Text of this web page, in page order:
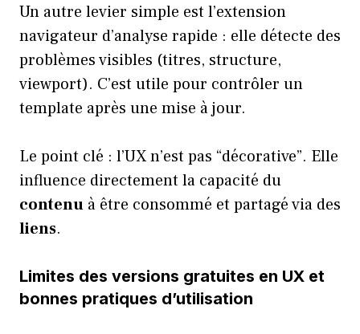
Un autre levier simple est l’extension
navigateur d’analyse rapide : elle détecte des
problèmes visibles (titres, structure,
viewport). C’est utile pour contrôler un
template après une mise à jour.
Le point clé : l’UX n’est pas “décorative”. Elle
influence directement la capacité du
contenu à être consommé et partagé via des
liens.
Limites des versions gratuites en UX et
bonnes pratiques d’utilisation